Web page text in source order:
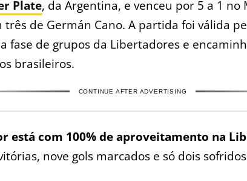
Plate, da Argentina, e venceu por 5 a 1 no
três de Germán Cano. A partida foi válida
fase de grupos da Libertadores e
brasileiros.
CONTINUE AFTER ADVERTISING
está com 100% de aproveitamento na
nove gols marcados e só dois